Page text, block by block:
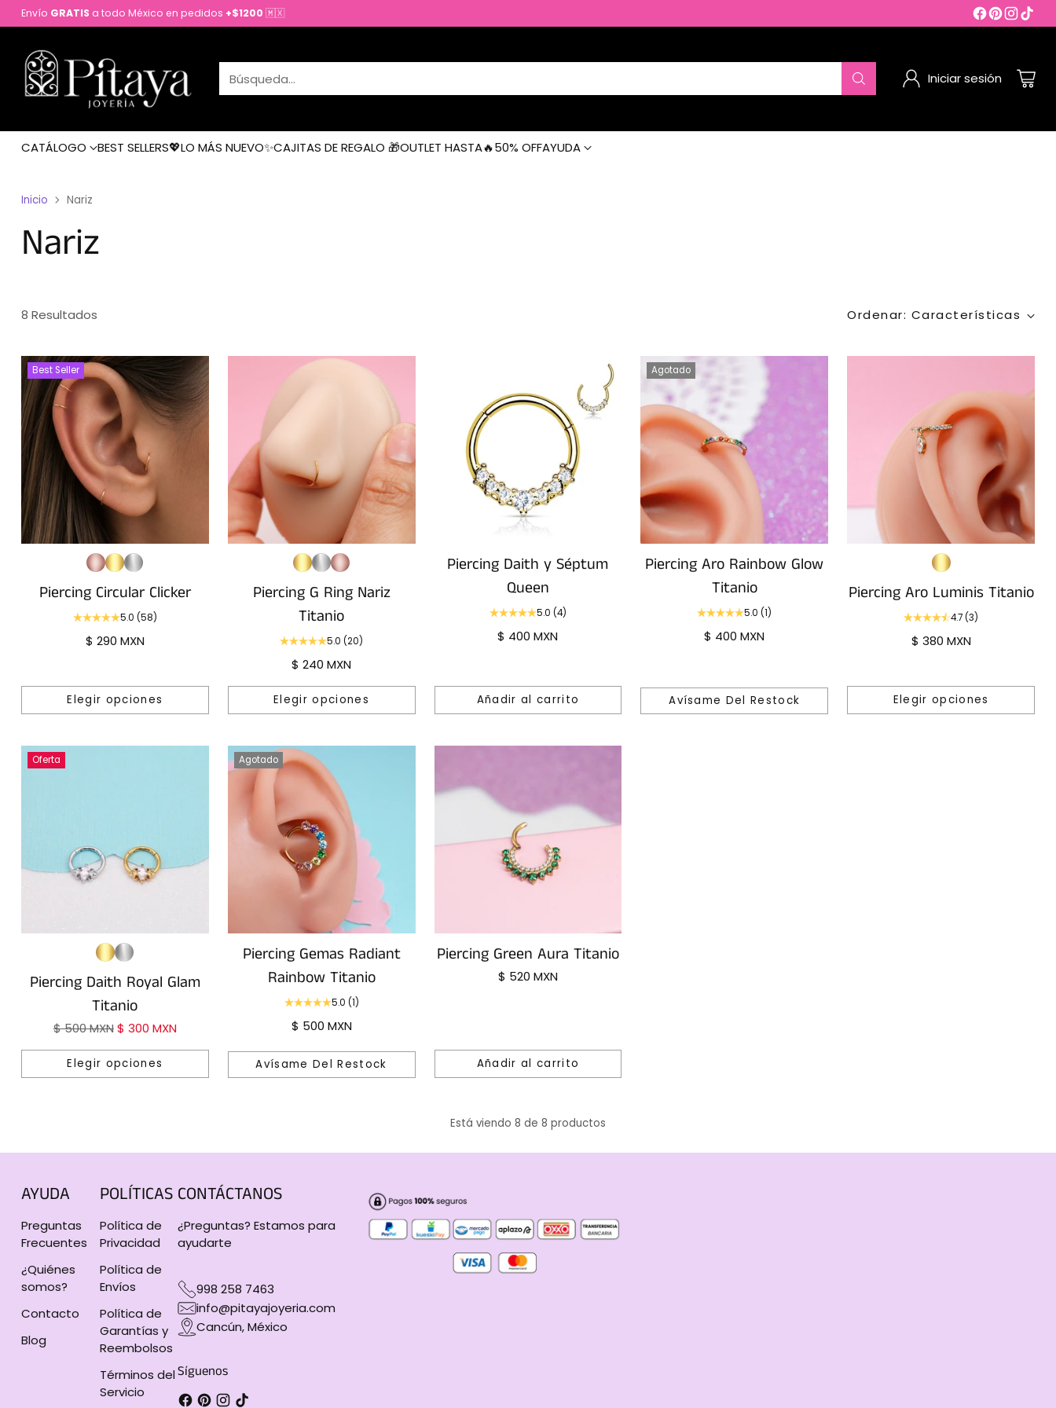
Envío GRATIS a todo México en pedidos +$1200 🇲🇽
Búsqueda… Iniciar sesión
CATÁLOGO BEST SELLERS💖LO MÁS NUEVO✨CAJITAS DE REGALO 🎁OUTLET HASTA🔥50% OFFAYUDA
Inicio Nariz
Nariz
8 Resultados Ordenar: Características
Best Seller
Piercing Circular Clicker
5.0 (58)
$ 290 MXN
Elegir opciones
Cantidad
Piercing G Ring Nariz
Titanio
5.0 (20)
$ 240 MXN
Elegir opciones
Cantidad
Piercing Daith y Séptum
Queen
5.0 (4)
$ 400 MXN
Añadir al carrito
Cantidad
Agotado
Piercing Aro Rainbow Glow
Titanio
5.0 (1)
$ 400 MXN
Avísame Del Restock
Piercing Aro Luminis Titanio
4.7 (3)
$ 380 MXN
Elegir opciones
Cantidad
Oferta
Piercing Daith Royal Glam
Titanio
Precio
$ 500 MXN $ 300 MXN
Elegir opciones
Cantidad
Agotado
Piercing Gemas Radiant
Rainbow Titanio
5.0 (1)
$ 500 MXN
Avísame Del Restock
Piercing Green Aura Titanio
$ 520 MXN
Añadir al carrito
Cantidad
Está viendo 8 de 8 productos
AYUDA
Preguntas
Frecuentes
¿Quiénes
somos?
Contacto
Blog
POLÍTICAS
Política de
Privacidad
Política de
Envíos
Política de
Garantías y
Reembolsos
Términos del
Servicio
CONTÁCTANOS
¿Preguntas? Estamos para
ayudarte
998 258 7463
info@pitayajoyeria.com
Cancún, México
Síguenos